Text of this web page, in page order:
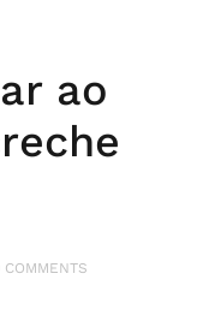
ao
COMMENTS